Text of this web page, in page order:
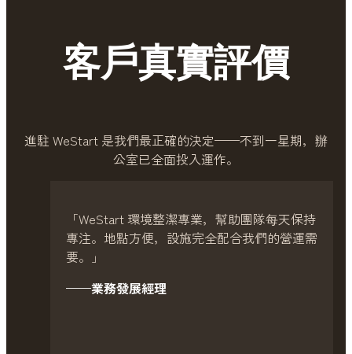
客戶真實評價
進駐 WeStart 是我們最正確的決定——不到一星期，辦
公室已全面投入運作。
「WeStart 環境整潔專業，幫助團隊每天保持
專注。地點方便，設施完全配合我們的營運需
要。」
——業務發展經理